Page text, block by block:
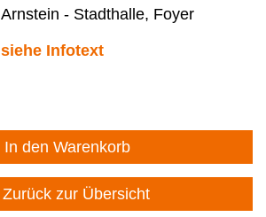
Arnstein - Stadthalle, Foyer
siehe Infotext
In den Warenkorb
Zurück zur Übersicht